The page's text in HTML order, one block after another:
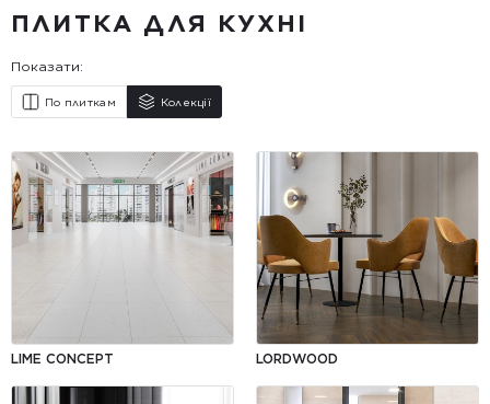
ПЛИТКА ДЛЯ КУХНІ
Показати:
По плиткам Колекції
LIME CONCEPT LORDWOOD